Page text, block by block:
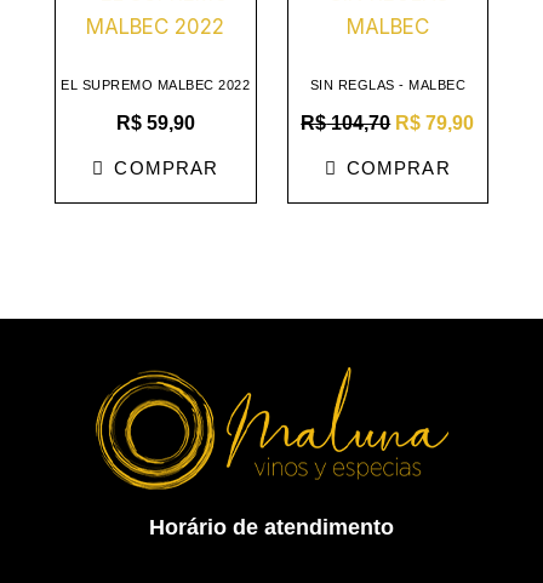
EL SUPREMO MALBEC 2022
R$59,90
COMPRAR
SIN REGLAS - MALBEC
R$104,70
original
R$ 104,70.
R$ 79,90
COMPRAR
Horário de atendimento